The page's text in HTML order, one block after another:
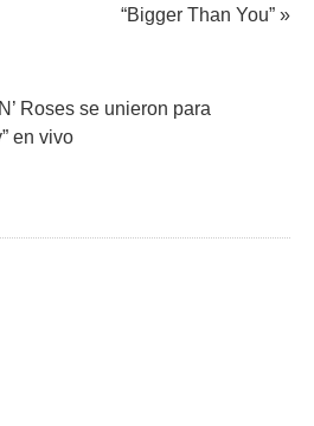
“Bigger Than You” »
Roses se unieron para
en vivo